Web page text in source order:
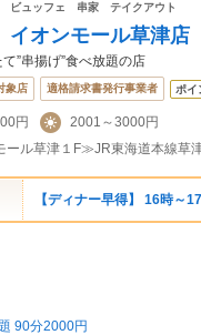
ビュッフェ 串家 テイクアウト
オンモール草津店
”串揚げ”食べ放題の店
象店 適格請求書発行事業者 ポイ
円
2001～3000円
ール草津１F≫JR東海道本線草
【ディナー早得】 16時～
90分2000円